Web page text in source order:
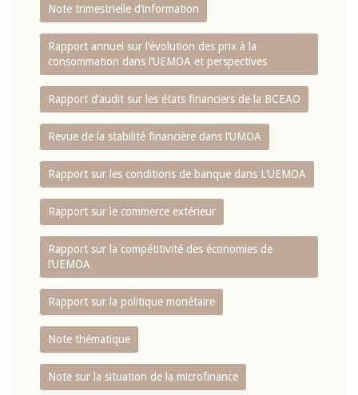
Note trimestrielle d‘information
Rapport annuel sur l‘évolution des prix à la
consommation dans l‘UEMOA et perspectives
Rapport d‘audit sur les états financiers de la BCEAO
Revue de la stabilité financière dans l‘UMOA
Rapport sur les conditions de banque dans L‘UEMOA
Rapport sur le commerce extérieur
Rapport sur la compétitivité des économies de
l‘UEMOA
Rapport sur la politique monétaire
Note thématique
Note sur la situation de la microfinance